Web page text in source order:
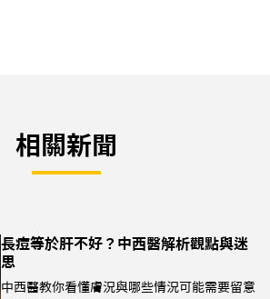
相關新聞
長痘等於肝不好？中西醫解析觀點與迷
思
中西醫教你看懂膚況與哪些情況可能需要留意